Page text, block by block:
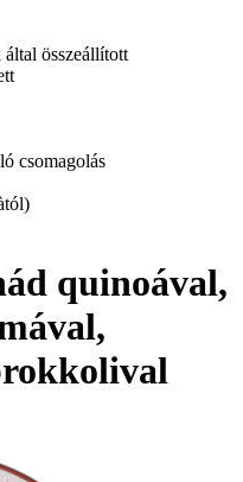
összeállított
csomagolás
quinoával,